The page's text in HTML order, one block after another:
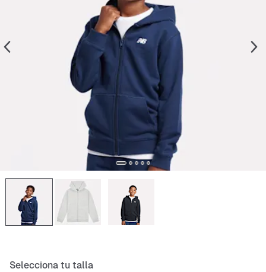
Selecciona tu talla